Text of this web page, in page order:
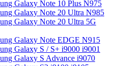
Galaxy Note 10 Plus N975
Galaxy Note 20 Ultra N985
Galaxy Note 20 Ultra 5G
Galaxy Note EDGE N915
Galaxy S / S+ i9000 i9001
Galaxy S Advance i9070